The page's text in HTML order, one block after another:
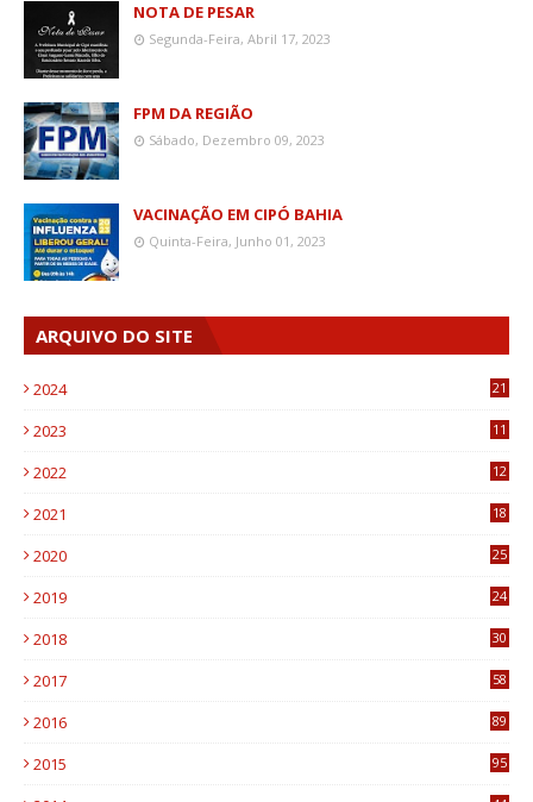
NOTA DE PESAR
Segunda-Feira, Abril 17, 2023
FPM DA REGIÃO
Sábado, Dezembro 09, 2023
VACINAÇÃO EM CIPÓ BAHIA
Quinta-Feira, Junho 01, 2023
ARQUIVO DO SITE
2024 21
2023
11
2022
12
2021
18
2020
25
2019
24
2018
30
2017
58
2016
89
2015
95